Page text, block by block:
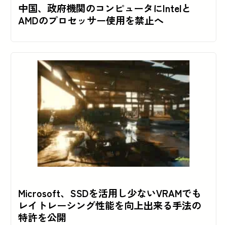
中国、政府機関のコンピュータにIntelと
AMDのプロセッサー使用を禁止へ
Microsoft、SSDを活用し少ないVRAMでも
レイトレーシング性能を向上出来る手法の
特許を公開